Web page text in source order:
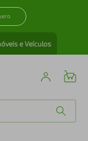
e Veículos